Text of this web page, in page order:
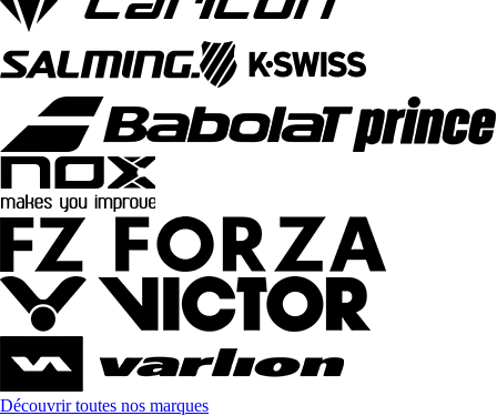
Découvrir toutes nos marques